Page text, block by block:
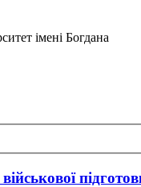
імені Богдана